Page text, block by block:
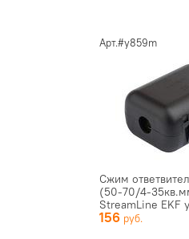
Арт.#y859m
Сжим
(50-70/4-
StreamLine EKF
156